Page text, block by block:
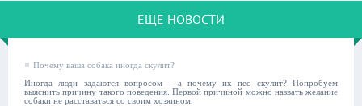
ЕЩЕ НОВОСТИ
Почему ваша собака иногда скулит?
Иногда люди задаются вопросом - а почему их пес скулит? Попробуем
выяснить причину такого поведения. Первой причиной можно назвать желание
собаки не расставаться со своим хозяином.